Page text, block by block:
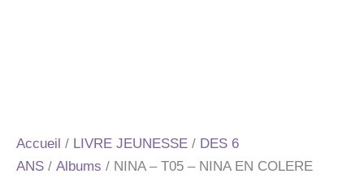
Accueil / LIVRE JEUNESSE / DES 6
ANS / Albums / NINA – T05 – NINA EN COLERE